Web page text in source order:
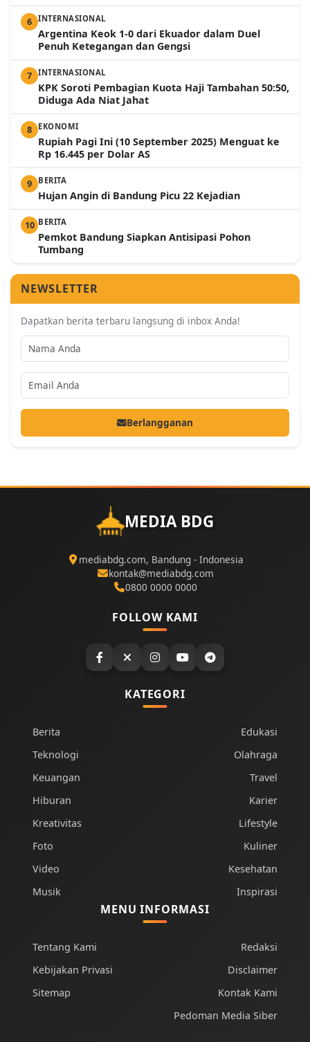
6 INTERNASIONAL
Argentina Keok 1-0 dari Ekuador dalam Duel
Penuh Ketegangan dan Gengsi
7 INTERNASIONAL
KPK Soroti Pembagian Kuota Haji Tambahan 50:50,
Diduga Ada Niat Jahat
8 EKONOMI
Rupiah Pagi Ini (10 September 2025) Menguat ke
Rp 16.445 per Dolar AS
9 BERITA
Hujan Angin di Bandung Picu 22 Kejadian
10 BERITA
Pemkot Bandung Siapkan Antisipasi Pohon
Tumbang
NEWSLETTER
Dapatkan berita terbaru langsung di inbox Anda!
Berlangganan
MEDIA BDG
mediabdg.com, Bandung - Indonesia
kontak@mediabdg.com
0800 0000 0000
FOLLOW KAMI
KATEGORI
Berita
Teknologi
Keuangan
Hiburan
Kreativitas
Foto
Video
Musik
Edukasi
Olahraga
Travel
Karier
Lifestyle
Kuliner
Kesehatan
Inspirasi
MENU INFORMASI
Tentang Kami
Kebijakan Privasi
Sitemap
Redaksi
Disclaimer
Kontak Kami
Pedoman Media Siber